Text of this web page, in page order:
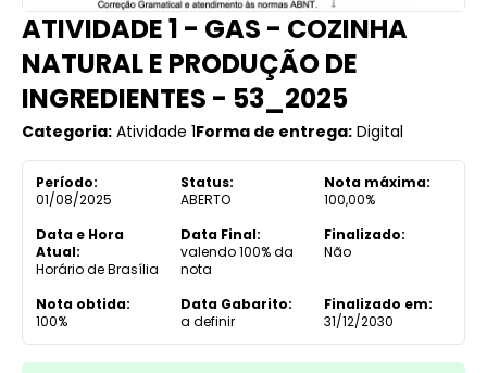
ATIVIDADE 1 - GAS - COZINHA
NATURAL E PRODUÇÃO DE
INGREDIENTES - 53_2025
Categoria: Atividade 1Forma de entrega: Digital
Período:
01/08/2025
Status:
ABERTO
Nota máxima:
100,00%
Data e Hora
Atual:
Horário de Brasília
Data Final:
valendo 100% da
nota
Finalizado:
Não
Nota obtida:
100%
Data Gabarito:
a definir
Finalizado em:
31/12/2030